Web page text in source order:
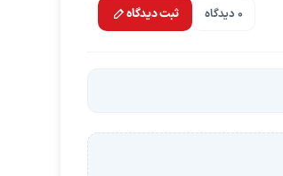
0 دیدگاه ثبت دیدگاه